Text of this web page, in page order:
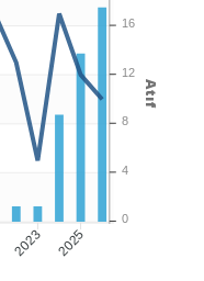
2023 2025
16
12
8
4
0
Atıf